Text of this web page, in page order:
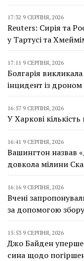
17:32 9 СЕРПНЯ, 2026
Reuters: Сирія та
у Тартусі та
17:11 9 СЕРПНЯ, 2026
Болгарія
інцидент із дроном
16:57 9 СЕРПНЯ, 2026
У Харкові
16:41 9 СЕРПНЯ, 2026
Вашингтон назвав
довкола мілини
16:16 9 СЕРПНЯ, 2026
Вчені
за допомогою
15:53 9 СЕРПНЯ, 2026
Джо Байден уперше
сина щодо